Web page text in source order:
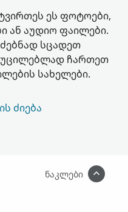
ეს ფოტოები,
ან აუდიო ფაილები.
სცადეთ
ჩართეთ
სახელები.
ᲫᲘᲔᲑᲐ
ნაკლები